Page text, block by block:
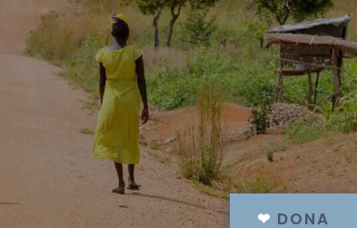
❤ DONA